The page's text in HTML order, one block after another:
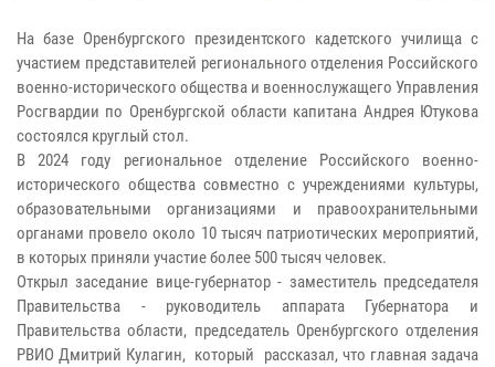
На базе Оренбургского президентского кадетского училища с
участием представителей регионального отделения Российского
военно-исторического общества и военнослужащего Управления
Росгвардии по Оренбургской области капитана Андрея Ютукова
состоялся круглый стол.
В 2024 году региональное отделение Российского военно-
исторического общества совместно с учреждениями культуры,
образовательными организациями и правоохранительными
органами провело около 10 тысяч патриотических мероприятий,
в которых приняли участие более 500 тысяч человек.
Открыл заседание вице-губернатор - заместитель председателя
Правительства - руководитель аппарата Губернатора и
Правительства области, председатель Оренбургского отделения
РВИО Дмитрий Кулагин, который рассказал, что главная задача